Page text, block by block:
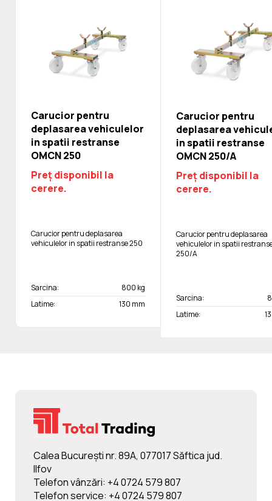
Carucior pentru
deplasarea vehiculelor
in spatii restranse
OMCN 250
Preț disponibil la
cerere.
Carucior pentru deplasarea
vehiculelor in spatii restranse 250
Sarcina:
800 kg
Latime:
130 mm
Carucior pentru
deplasarea
in spatii restranse
OMCN 250/A
Preț disponibil la
cerere.
Carucior pentru deplasarea
vehiculelor in spatii
250/A
Sarcina:
Latime:
Calea Bucureşti nr. 89A, 077017 Săftica jud.
Ilfov
Telefon vânzări: +4 0724 579 807
Telefon service: +4 0724 579 807